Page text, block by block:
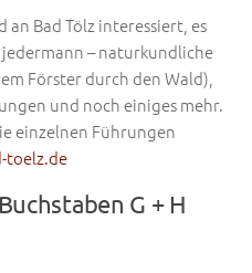
an Bad Tölz interessiert, es
– naturkundliche
Förster durch den Wald),
und noch einiges mehr.
einzelnen Führungen
toelz.de
G + H